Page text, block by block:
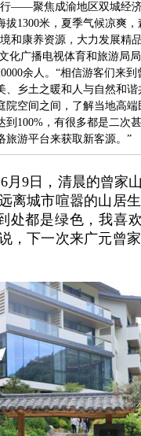
——聚焦成渝地区双城经
1300米，夏季气候凉爽
和康养资源，大力发展精
化广播电视体育和旅游局
余人。“相信游客们来
乡土之暖和人与自然和
空间之间，了解当地高
100%，有很多都是二次
旅游平台来获取新客源。”
6月9日，清晨的曾家
离城市喧嚣的山居
处都是绿色，我喜
，下一次来广元曾